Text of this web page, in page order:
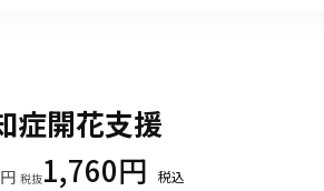
症開花支援
1,760円